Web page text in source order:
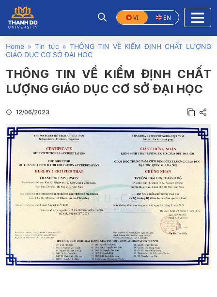
VI EN
Home »Tin tức » THÔNG TIN VỀ KIỂM ĐỊNH CHẤT LƯỢNG
GIÁO DỤC CƠ SỞ ĐẠI HỌC
THÔNG TIN VỀ KIỂM ĐỊNH CHẤT
LƯỢNG GIÁO DỤC CƠ SỞ ĐẠI HỌC
12/06/2023